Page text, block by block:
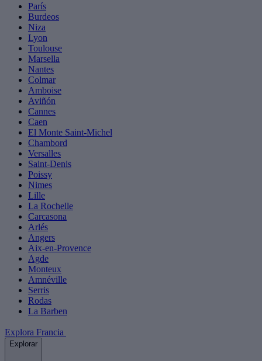
París
Burdeos
Niza
Lyon
Toulouse
Marsella
Nantes
Colmar
Amboise
Aviñón
Cannes
Caen
El Monte Saint-Michel
Chambord
Versalles
Saint-Denis
Poissy
Nimes
Lille
La Rochelle
Carcasona
Arlés
Angers
Aix-en-Provence
Agde
Monteux
Amnéville
Serris
Rodas
La Barben
Explora Francia
Explorar